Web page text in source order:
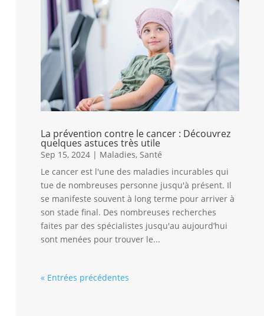
La prévention contre le cancer : Découvrez
quelques astuces très utile
Sep 15, 2024| Maladies, Santé
Le cancer est l'une des maladies incurables qui
tue de nombreuses personne jusqu'à présent. Il
se manifeste souvent à long terme pour arriver à
son stade final. Des nombreuses recherches
faites par des spécialistes jusqu'au aujourd’hui
sont menées pour trouver le...
« Entrées précédentes